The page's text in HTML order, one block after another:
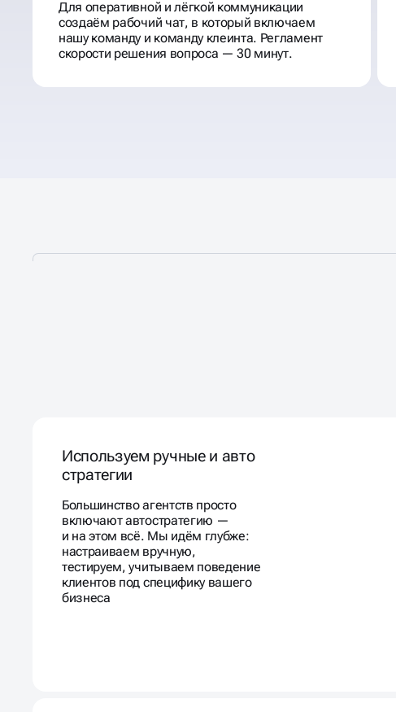
Для оперативной и лёгкой коммуникации
создаём рабочий чат, в который включаем
нашу команду и команду клеинта. Регламент
скорости решения вопроса — 30 минут.
Используем ручные и авто
стратегии
Большинство агентств просто
включают автостратегию —
и на этом всё. Мы идём глубже:
настраиваем вручную,
тестируем, учитываем поведение
клиентов под специфику вашего
бизнеса